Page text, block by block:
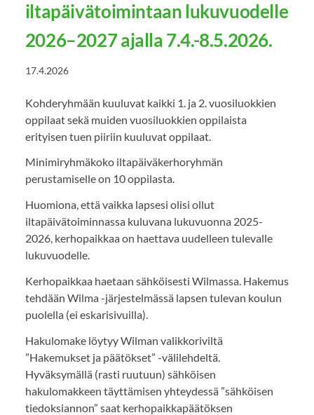
iltapäivätoimintaan lukuvuodelle
2026–2027 ajalla 7.4.-8.5.2026.
17.4.2026
Kohderyhmään kuuluvat kaikki 1. ja 2. vuosiluokkien
oppilaat sekä muiden vuosiluokkien oppilaista
erityisen tuen piiriin kuuluvat oppilaat.
Minimiryhmäkoko iltapäiväkerhoryhmän
perustamiselle on 10 oppilasta.
Huomiona, että vaikka lapsesi olisi ollut
iltapäivätoiminnassa kuluvana lukuvuonna 2025-
2026, kerhopaikkaa on haettava uudelleen tulevalle
lukuvuodelle.
Kerhopaikkaa haetaan sähköisesti Wilmassa. Hakemus
tehdään Wilma -järjestelmässä lapsen tulevan koulun
puolella (ei eskarisivuilla).
Hakulomake löytyy Wilman valikkoriviltä
”Hakemukset ja päätökset” -välilehdeltä.
Hyväksymällä (rasti ruutuun) sähköisen
hakulomakkeen täyttämisen yhteydessä ”sähköisen
tiedoksiannon” saat kerhopaikkapäätöksen